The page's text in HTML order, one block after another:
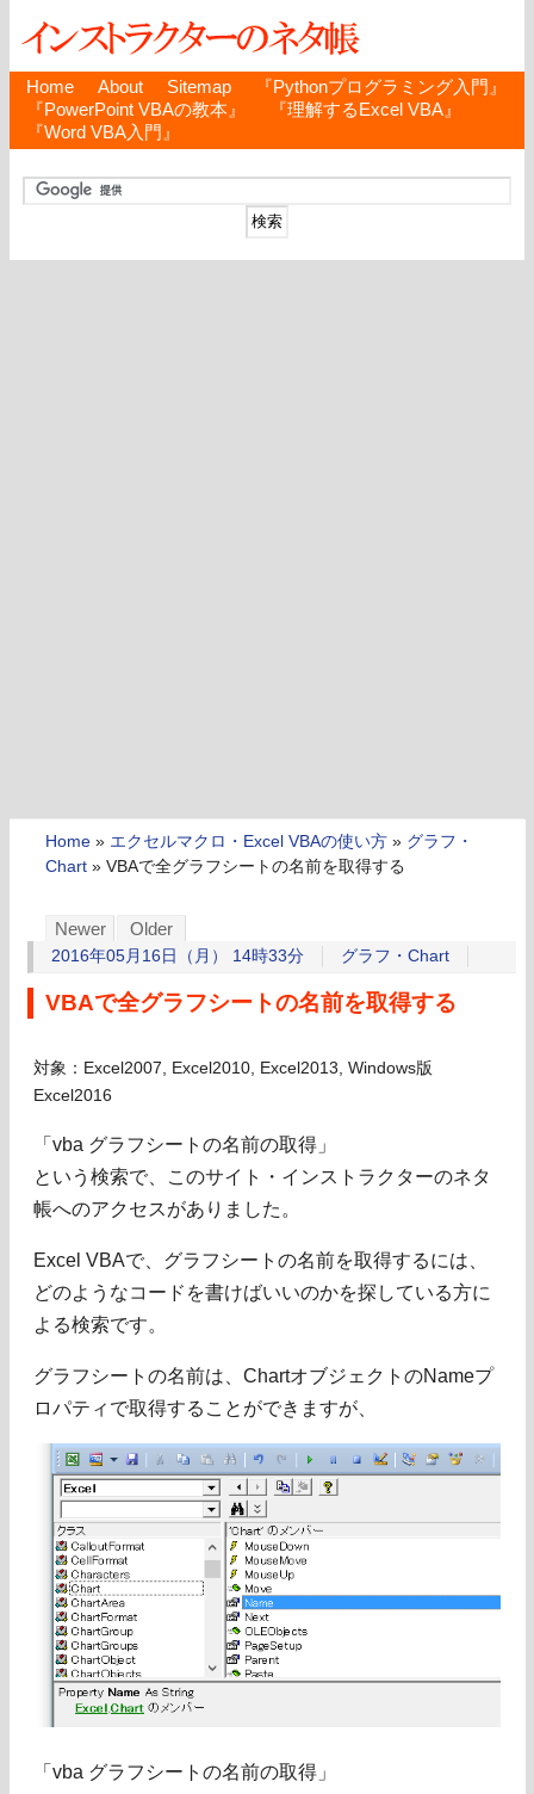
Home About Sitemap
『Pythonプログラミング入門』
『PowerPoint VBAの教本』
『理解するExcel VBA』
『Word VBA入門』
Home » エクセルマクロ・Excel VBAの使い方 » グラフ・
Chart » VBAで全グラフシートの名前を取得する
Newer Older
2016年05月16日（月） 14時33分 グラフ・Chart
VBAで全グラフシートの名前を取得する
対象：Excel2007, Excel2010, Excel2013, Windows版
Excel2016
「vba グラフシートの名前の取得」
という検索で、このサイト・インストラクターのネタ
帳へのアクセスがありました。
Excel VBAで、グラフシートの名前を取得するには、
どのようなコードを書けばいいのかを探している方に
よる検索です。
グラフシートの名前は、ChartオブジェクトのNameプ
ロパティで取得することができますが、
「vba グラフシートの名前の取得」